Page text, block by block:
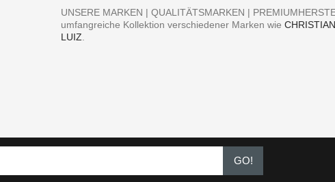
UNSERE MARKEN | QUALITÄTSMARKEN |
umfangreiche Kollektion verschiedener Marken wie
LUIZ.
GO!